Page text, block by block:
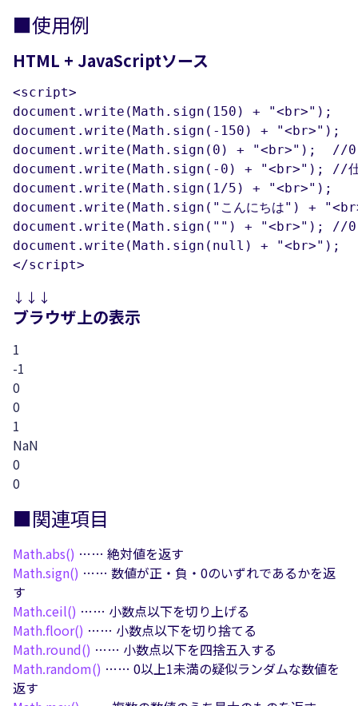
■使用例
HTML + JavaScriptソース
<script>
document.write(Math.sign(150) + "<br>");	//1
document.write(Math.sign(-150) + "<br>");	//-1
document.write(Math.sign(0) + "<br>");	//0
document.write(Math.sign(-0) + "<br>");	//仕様では-0
document.write(Math.sign(1/5) + "<br>");	//1
document.write(Math.sign("こんにちは") + "<br>");
document.write(Math.sign("") + "<br>");	//0
document.write(Math.sign(null) + "<br>");	//0
</script>
↓↓↓
ブラウザ上の表示
1
-1
0
0
1
NaN
0
0
■関連項目
Math.abs() …… 絶対値を返す
Math.sign() …… 数値が正・負・0のいずれであるかを返
す
Math.ceil() …… 小数点以下を切り上げる
Math.floor() …… 小数点以下を切り捨てる
Math.round() …… 小数点以下を四捨五入する
Math.random() …… 0以上1未満の疑似ランダムな数値を
返す